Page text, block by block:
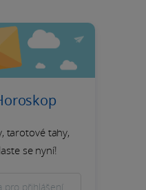
tarotové tahy,
se nyní!